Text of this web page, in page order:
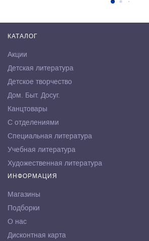
КАТАЛОГ
Акции
Детская литература
Детское творчество
Дом. Быт. Досуг.
Канцтовары
С отделениями
Специальная литература
Учебная литература
Художественная литература
ИНФОРМАЦИЯ
Магазины
Подборки
О нас
Дисконтная карта